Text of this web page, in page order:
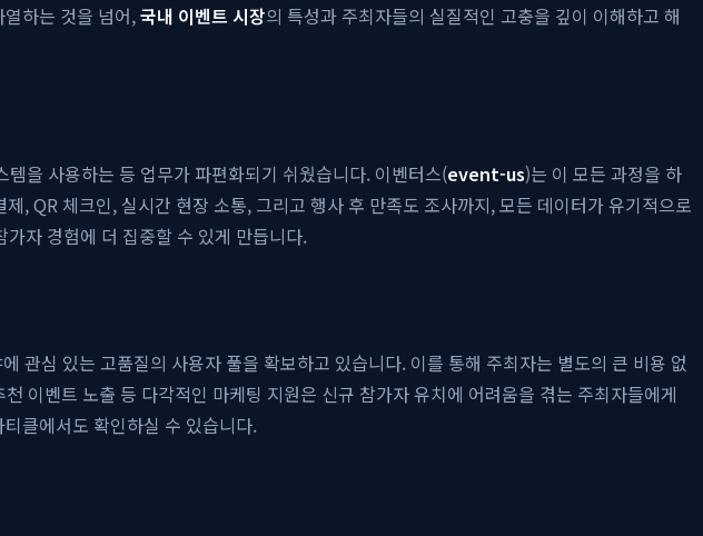
하는 것을 넘어,국내 이벤트 시장의 특성과 주최자들의 실질적인 고충을 깊이 이해하고 해
을 사용하는 등 업무가 파편화되기 쉬웠습니다. 이벤터스(event-us)는 이 모든 과정을 하
, QR 체크인, 실시간 현장 소통, 그리고 행사 후 만족도 조사까지, 모든 데이터가 유기적으로
자 경험에 더 집중할 수 있게 만듭니다.
관심 있는 고품질의 사용자 풀을 확보하고 있습니다. 이를 통해 주최자는 별도의 큰 비용 없
이벤트 노출 등 다각적인 마케팅 지원은 신규 참가자 유치에 어려움을 겪는 주최자들에게
티클에서도 확인하실 수 있습니다.